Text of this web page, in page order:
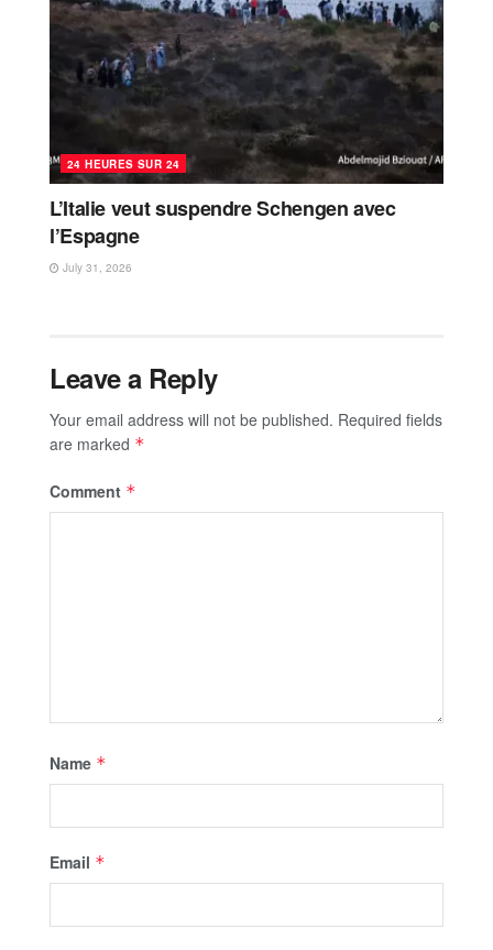
24 HEURES SUR 24
L’Italie veut suspendre Schengen avec
l’Espagne
July 31, 2026
Leave a Reply
Your email address will not be published. Required fields
are marked *
Comment *
Name *
Email *